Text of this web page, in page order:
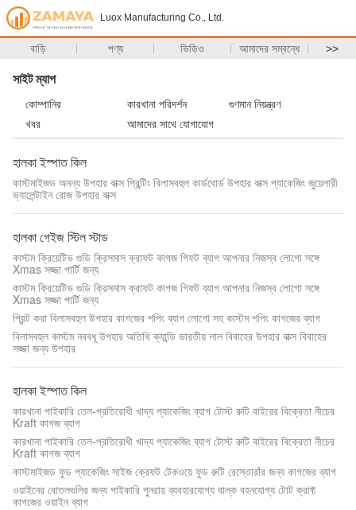
Luox Manufacturing Co., Ltd.
বাড়ি পণ্য ভিডিও আমাদের সম্বন্ধে >>
সাইট ম্যাপ
কোম্পানির কারখানা পরিদর্শন
গুণমান নিয়ন্ত্রণ
খবর
আমাদের সাথে যোগাযোগ
হালকা ইস্পাত কিল
কাস্টমাইজড অনন্য উপহার বাক্স প্রিন্টিং বিলাসবহুল কার্ডবোর্ড উপহার বাক্স প্যাকেজিং জুয়েলারী
ভ্যালেন্টাইন রোজ উপহার বাক্স
হালকা গেইজ স্টিল স্টাড
কাস্টম ক্রিয়েটিভ গুডি ক্রিসমাস ক্রাফট কাগজ গিফট ব্যাগ আপনার নিজস্ব লোগো সঙ্গে
Xmas সজ্জা পার্টি জন্য
কাস্টম ক্রিয়েটিভ গুডি ক্রিসমাস ক্রাফট কাগজ গিফট ব্যাগ আপনার নিজস্ব লোগো সঙ্গে
Xmas সজ্জা পার্টি জন্য
প্রিন্ট করা বিলাসবহুল উপহার কাগজের শপিং ব্যাগ লোগো সহ কাস্টম শপিং কাগজের ব্যাগ
বিলাসবহুল কাস্টম নববধূ উপহার অতিথি ক্যান্ডি ভারতীয় লাল বিবাহের উপহার বাক্স বিবাহের
সজ্জা জন্য উপহার
হালকা ইস্পাত কিল
কারখানা পাইকারি তেল-প্রতিরোধী খাদ্য প্যাকেজিং ব্যাগ টোস্ট রুটি বাইরের বিক্রেতা নীচের
Kraft কাগজ ব্যাগ
কারখানা পাইকারি তেল-প্রতিরোধী খাদ্য প্যাকেজিং ব্যাগ টোস্ট রুটি বাইরের বিক্রেতা নীচের
Kraft কাগজ ব্যাগ
কাস্টমাইজড ফুড প্যাকেজিং সাইজ ক্রেফট টেকওয়ে ফুড রুটি রেস্তোরাঁর জন্য কাগজের ব্যাগ
ওয়াইনের বোতলগুলির জন্য পাইকারি পুনরায় ব্যবহারযোগ্য বাল্ক বহনযোগ্য টোট ক্রাফ্ট
কাগজের ওয়াইন ব্যাগ